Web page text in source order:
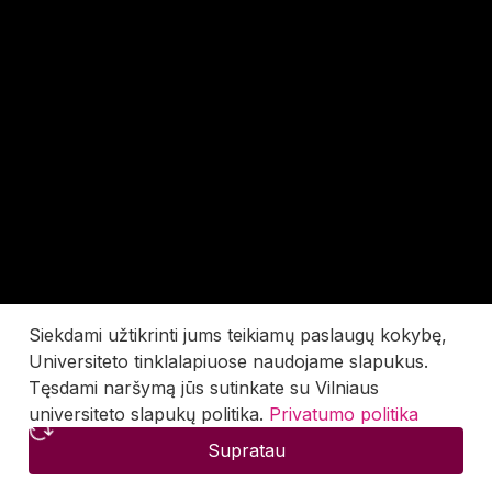
Siekdami užtikrinti jums teikiamų paslaugų kokybę,
Universiteto tinklalapiuose naudojame slapukus.
Tęsdami naršymą jūs sutinkate su Vilniaus
universiteto slapukų politika. Privatumo politika
Supratau